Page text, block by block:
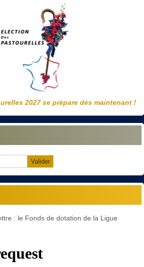
2027 se prépare dès maintenant !
Valider
: le Fonds de dotation de la Ligue